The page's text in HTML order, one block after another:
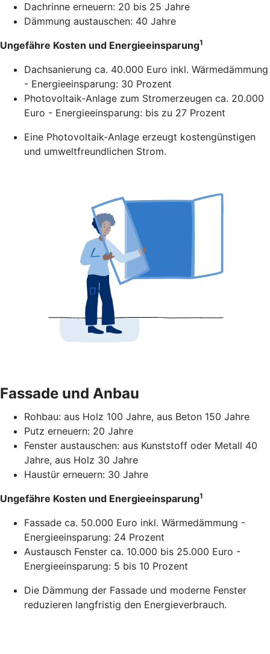
Dachrinne erneuern: 20 bis 25 Jahre
Dämmung austauschen: 40 Jahre
Ungefähre Kosten und Energieeinsparung1
Dachsanierung ca. 40.000 Euro inkl. Wärmedämmung
- Energieeinsparung: 30 Prozent
Photovoltaik-Anlage zum Stromerzeugen ca. 20.000
Euro - Energieeinsparung: bis zu 27 Prozent
Eine Photovoltaik-Anlage erzeugt kostengünstigen
und umweltfreundlichen Strom.
Fassade und Anbau
Rohbau: aus Holz 100 Jahre, aus Beton 150 Jahre
Putz erneuern: 20 Jahre
Fenster austauschen: aus Kunststoff oder Metall 40
Jahre, aus Holz 30 Jahre
Haustür erneuern: 30 Jahre
Ungefähre Kosten und Energieeinsparung1
Fassade ca. 50.000 Euro inkl. Wärmedämmung -
Energieeinsparung: 24 Prozent
Austausch Fenster ca. 10.000 bis 25.000 Euro -
Energieeinsparung: 5 bis 10 Prozent
Die Dämmung der Fassade und moderne Fenster
reduzieren langfristig den Energieverbrauch.